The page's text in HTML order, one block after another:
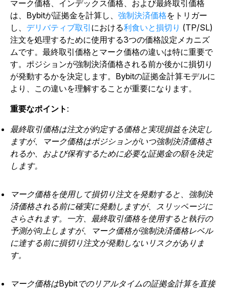
マーク価格、インデックス価格、および最終取引価格
は、Bybitが証拠金を計算し、 強制決済価格をトリガー
し、 デリバティブ取引 における利食いと損切り (TP/SL)
注文を処理するために使用する3つの価格設定メカニズ
ムです。最終取引価格とマーク価格の違いは特に重要で
す。ポジションが強制決済価格される前か後かに損切り
が発動するかを決定します。Bybitの証拠金計算モデルに
より、この違いを理解することが重要になります。
重要なポイント :
最終取引価格は注文が約定する価格と実現損益を決定し
ますが、マーク価格はポジションがいつ強制決済価格さ
れるか、および保有するために必要な証拠金の額を決定
します。
マーク価格を使用して損切り注文を発動すると、強制決
済価格される前に確実に発動しますが、スリッページに
さらされます。一方、最終取引価格を使用すると執行の
予測が向上しますが、マーク価格が強制決済価格レベル
に達する前に損切り注文が発動しないリスクがありま
す。
マーク価格はBybitでのリアルタイムの証拠金計算を直接